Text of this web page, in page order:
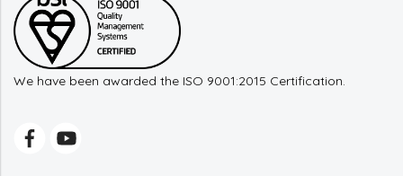
We have been awarded the ISO 9001:2015 Certification.